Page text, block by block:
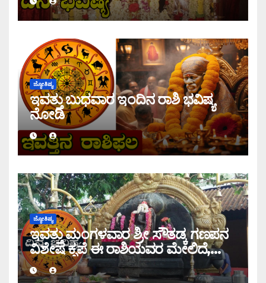
ಜ್ಯೋತಿಷ್ಯ
ಇವತ್ತು ಬುಧವಾರ ಇಂದಿನ ರಾಶಿ ಭವಿಷ್ಯ
ನೋಡಿ
ಜ್ಯೋತಿಷ್ಯ
ಇವತ್ತು ಮಂಗಳವಾರ ಶ್ರೀ ಸೌತಡ್ಕ ಗಣಪನ
ವಿಶೇಷ ಕೃಪೆ ಈ ರಾಶಿಯವರ ಮೇಲಿದೆ,
ಇಂದಿನ ರಾಶಿ ಭವಿಷ್ಯ ತಿಳಿಯಿರಿ